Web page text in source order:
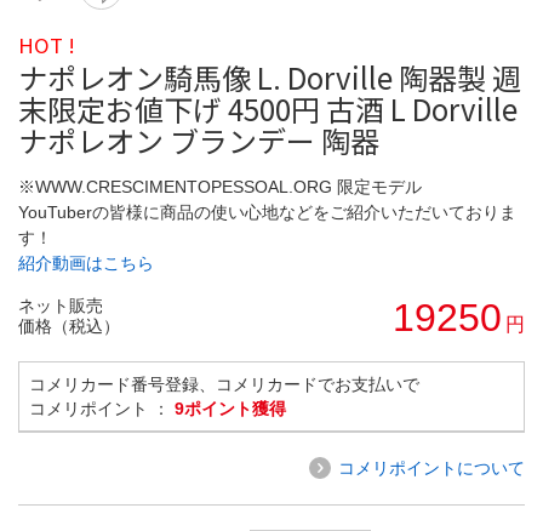
HOT !
ナポレオン騎馬像 L. Dorville 陶器製 週
末限定お値下げ 4500円 古酒 L Dorville
ナポレオン ブランデー 陶器
※WWW.CRESCIMENTOPESSOAL.ORG 限定モデル
YouTuberの皆様に商品の使い心地などをご紹介いただいておりま
す！
紹介動画はこちら
ネット販売
価格（税込）
19250 円
コメリカード番号登録、コメリカードでお支払いで
コメリポイント ： 9ポイント獲得
コメリポイントについて